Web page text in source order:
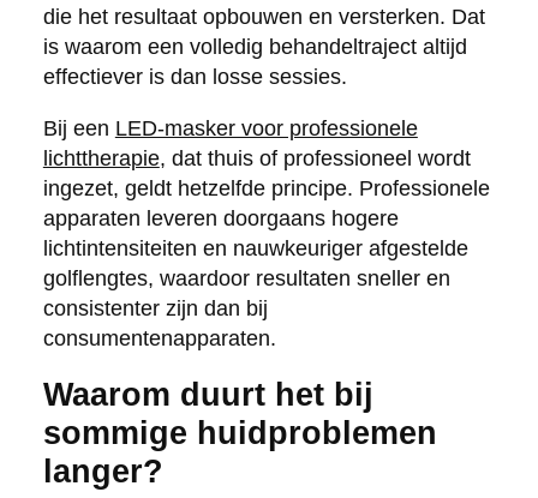
die het resultaat opbouwen en versterken. Dat
is waarom een volledig behandeltraject altijd
effectiever is dan losse sessies.
Bij een LED-masker voor professionele
lichttherapie, dat thuis of professioneel wordt
ingezet, geldt hetzelfde principe. Professionele
apparaten leveren doorgaans hogere
lichtintensiteiten en nauwkeuriger afgestelde
golflengtes, waardoor resultaten sneller en
consistenter zijn dan bij
consumentenapparaten.
Waarom duurt het bij
sommige huidproblemen
langer?